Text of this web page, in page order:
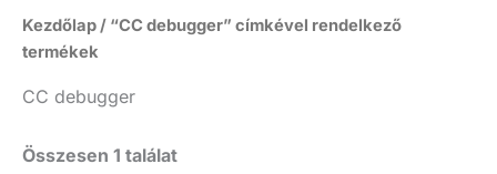
Kezdőlap/ “CC debugger” címkével rendelkező
termékek
CC debugger
Összesen 1 találat